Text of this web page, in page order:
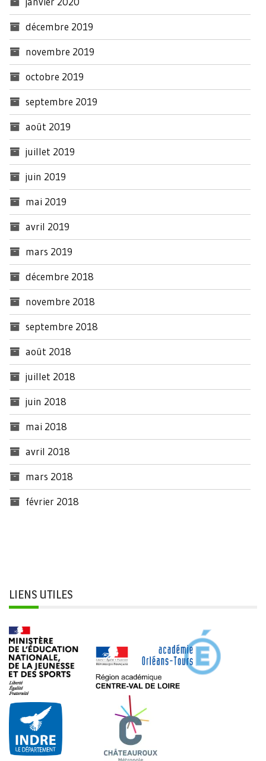
décembre 2019
novembre 2019
octobre 2019
septembre 2019
août 2019
juillet 2019
juin 2019
mai 2019
avril 2019
mars 2019
décembre 2018
novembre 2018
septembre 2018
août 2018
juillet 2018
juin 2018
mai 2018
avril 2018
mars 2018
février 2018
LIENS UTILES